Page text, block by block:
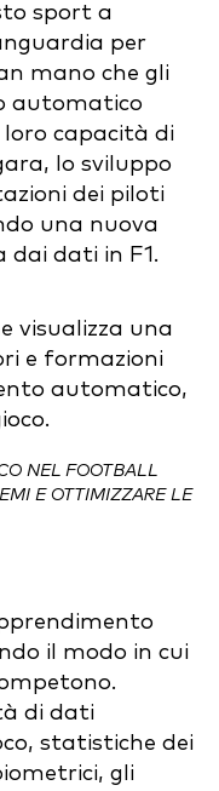
sport a
per
mano che gli
automatico
capacità di
lo sviluppo
dei piloti
una nuova
dai dati in F1.
NEL FOOTBALL
E OTTIMIZZARE LE
il modo in cui
di dati
statistiche dei
gli